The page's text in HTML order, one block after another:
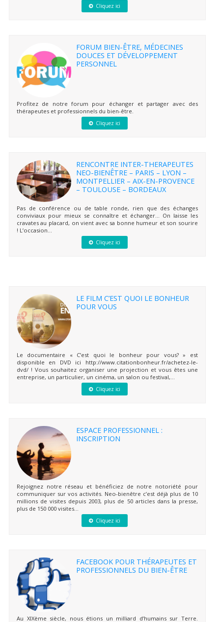
Cliquez ici
FORUM BIEN-ÊTRE, MÉDECINES
DOUCES ET DÉVELOPPEMENT
PERSONNEL
Profitez de notre forum pour échanger et partager avec des
thérapeutes et professionnels du bien-être.
Cliquez ici
RENCONTRE INTER-THERAPEUTES
NEO-BIENÊTRE – PARIS – LYON –
MONTPELLIER – AIX-EN-PROVENCE
– TOULOUSE – BORDEAUX
Pas de conférence ou de table ronde, rien que des échanges
conviviaux pour mieux se connaître et échanger… On laisse les
cravates au placard, on vient avec sa bonne humeur et son sourire
! L’occasion...
Cliquez ici
LE FILM C’EST QUOI LE BONHEUR
POUR VOUS
Le documentaire « C’est quoi le bonheur pour vous? » est
disponible en DVD ici http://www.citationbonheur.fr/achetez-le-
dvd/ ! Vous souhaitez organiser une projection et vous êtes une
entreprise, un particulier, un cinéma, un salon ou festival,...
Cliquez ici
ESPACE PROFESSIONNEL :
INSCRIPTION
Rejoignez notre réseau et bénéficiez de notre notoriété pour
communiquer sur vos activités. Neo-bienêtre c’est déjà plus de 10
millions de visites depuis 2003, plus de 50 articles dans la presse,
plus de 150 000 visites...
Cliquez ici
FACEBOOK POUR THÉRAPEUTES ET
PROFESSIONNELS DU BIEN-ÊTRE
Au XIXème siècle, nous étions un milliard d’humains sur Terre.